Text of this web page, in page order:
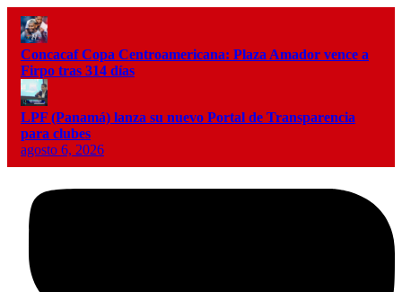
Concacaf Copa Centroamericana: Plaza Amador vence a
Firpo tras 314 días
LPF (Panamá) lanza su nuevo Portal de Transparencia
para clubes
agosto 6, 2026